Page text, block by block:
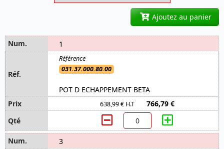
Ajoutez au panier
1
031.37.000.80.00
POT D ECHAPPEMENT BETA
638,99 € H.T 766,79 €
3